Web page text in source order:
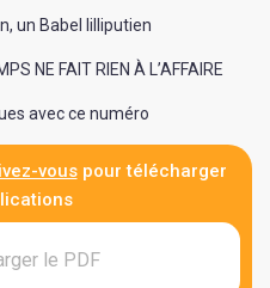
un Babel lilliputien
NE FAIT RIEN À L’AFFAIRE
avec ce numéro
vouspour télécharger
le PDF